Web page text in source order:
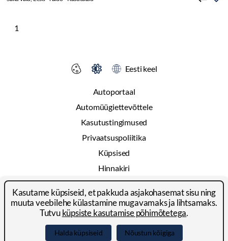
1
Autoportaal
Automüügiettevõttele
Kasutustingimused
Privaatsuspoliitika
Küpsised
Hinnakiri
Reklaam
Kontakt
Eesti keel
Kasutame küpsiseid, et pakkuda asjakohasemat sisu ning
muuta veebilehe külastamine mugavamaks ja lihtsamaks.
Tutvuküpsiste kasutamise põhimõtetega.
Halda küpsiseid Nõustun kõigiga